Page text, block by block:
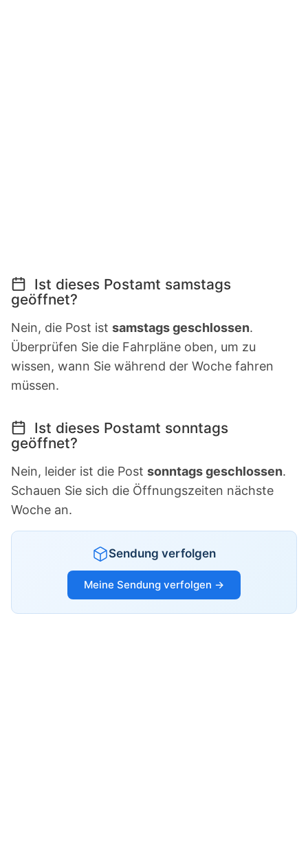
Ist dieses Postamt samstags
geöffnet?
Nein, die Post ist samstags geschlossen.
Überprüfen Sie die Fahrpläne oben, um zu
wissen, wann Sie während der Woche fahren
müssen.
Ist dieses Postamt sonntags
geöffnet?
Nein, leider ist die Post sonntags geschlossen.
Schauen Sie sich die Öffnungszeiten nächste
Woche an.
Sendung verfolgen
Meine Sendung verfolgen →